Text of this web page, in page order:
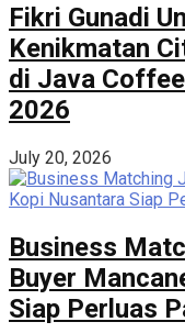
Fikri Gunadi
Kenikmatan
di Java
2026
July 20, 2026
Business
Buyer
Siap Perluas